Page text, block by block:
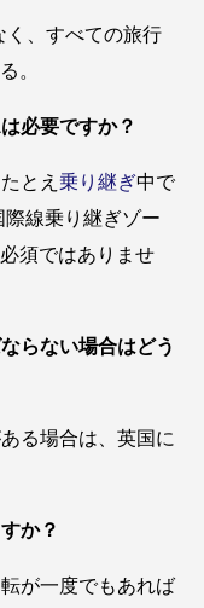
く、すべての旅行
。
必要ですか？
とえ 乗り継ぎ中で
線乗り継ぎゾー
須ではありませ
らない場合はどう
る場合は、英国に
か？
が一度でもあれば